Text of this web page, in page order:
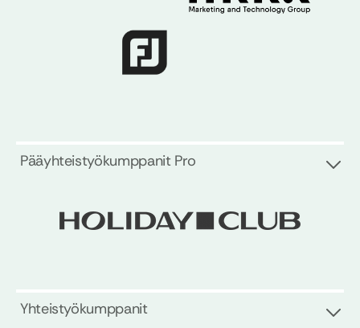
Pääyhteistyökumppanit Pro
Yhteistyökumppanit